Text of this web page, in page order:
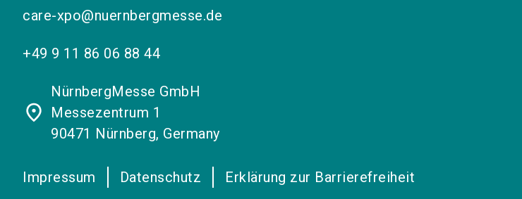
care-xpo@nuernbergmesse.de
+49 9 11 86 06 88 44
place
NürnbergMesse GmbH
Messezentrum 1
90471 Nürnberg, Germany
Impressum Datenschutz Erklärung zur Barrierefreiheit